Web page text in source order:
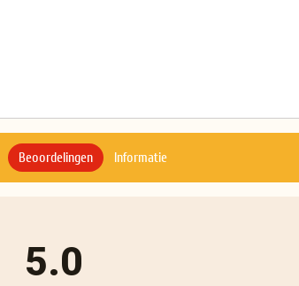
Beoordelingen Informatie
5.0